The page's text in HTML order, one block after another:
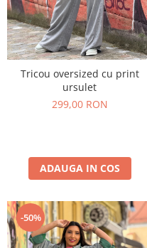
Tricou oversized cu print
ursulet
299,00 RON
ADAUGA IN COS
-50%